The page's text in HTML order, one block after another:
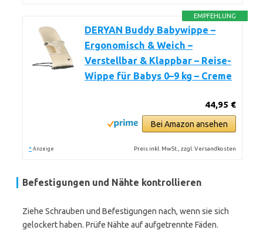
EMPFEHLUNG
DERYAN Buddy Babywippe –
Ergonomisch & Weich –
Verstellbar & Klappbar – Reise-
Wippe für Babys 0–9 kg – Creme
44,95 €
Bei Amazon ansehen
* Anzeige Preis inkl. MwSt., zzgl. Versandkosten
Befestigungen und Nähte kontrollieren
Ziehe Schrauben und Befestigungen nach, wenn sie sich
gelockert haben. Prüfe Nähte auf aufgetrennte Fäden.